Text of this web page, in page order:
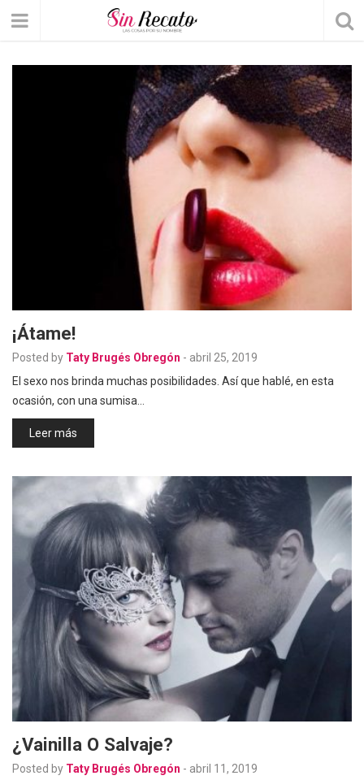
¡Átame!
Posted by Taty Brugés Obregón - abril 25, 2019
El sexo nos brinda muchas posibilidades. Así que hablé, en esta
ocasión, con una sumisa…
Leer más
¿Vainilla O Salvaje?
Posted by Taty Brugés Obregón - abril 11, 2019